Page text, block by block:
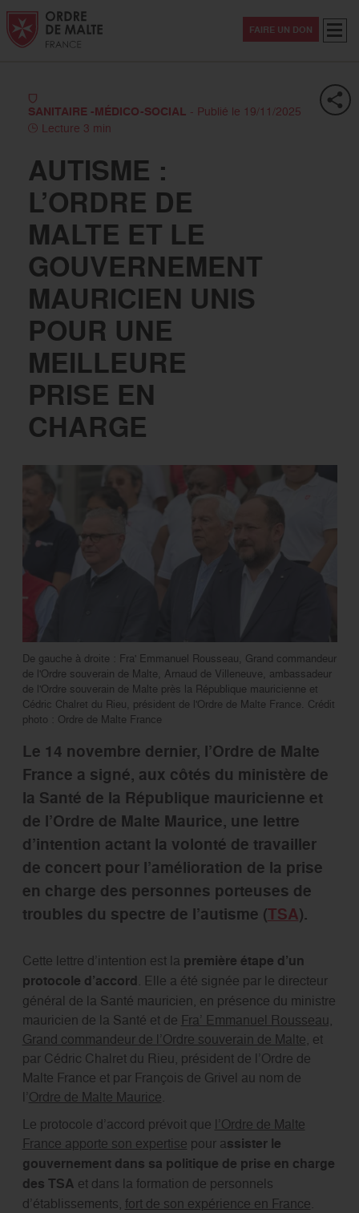
Aller au contenu
Aller à la recherche
Aller au menu
FAIRE UN DON
SANITAIRE -MÉDICO-SOCIAL - Publié le 19/11/2025
Lecture 3 min
AUTISME :
L’ORDRE DE
MALTE ET LE
GOUVERNEMENT
MAURICIEN UNIS
POUR UNE
MEILLEURE
PRISE EN
CHARGE
De gauche à droite : Fra' Emmanuel Rousseau, Grand commandeur
de l'Ordre souverain de Malte, Arnaud de Villeneuve, ambassadeur
de l'Ordre souverain de Malte près la République mauricienne et
Cédric Chalret du Rieu, président de l'Ordre de Malte France. Crédit
photo : Ordre de Malte France
Le 14 novembre dernier, l’Ordre de Malte
France a signé, aux côtés du ministère de
la Santé de la République mauricienne et
de l’Ordre de Malte Maurice, une lettre
d’intention actant la volonté de travailler
de concert pour l’amélioration de la prise
en charge des personnes porteuses de
troubles du spectre de l’autisme (TSA).
Cette lettre d’intention est la première étape d’un
protocole d’accord. Elle a été signée par le directeur
général de la Santé mauricien, en présence du ministre
mauricien de la Santé et de Fra’ Emmanuel Rousseau,
Grand commandeur de l’Ordre souverain de Malte, et
par Cédric Chalret du Rieu, président de l’Ordre de
Malte France et par François de Grivel au nom de
l’Ordre de Malte Maurice.
Le protocole d’accord prévoit que l’Ordre de Malte
France apporte son expertise pour assister le
gouvernement dans sa politique de prise en charge
des TSA et dans la formation de personnels
d’établissements, fort de son expérience en France.